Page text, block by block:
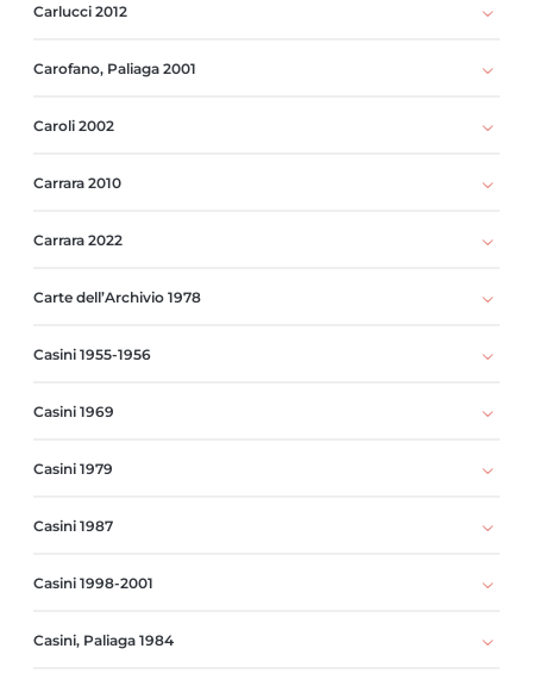
Carlucci 2012
Carofano, Paliaga 2001
Caroli 2002
Carrara 2010
Carrara 2022
Carte dell’Archivio 1978
Casini 1955-1956
Casini 1969
Casini 1979
Casini 1987
Casini 1998-2001
Casini, Paliaga 1984